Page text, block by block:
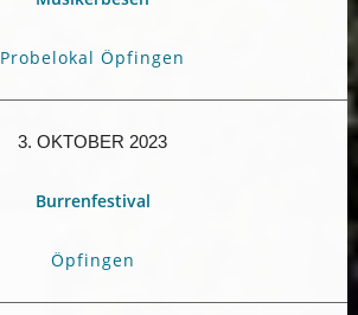
Probelokal Öpfingen
3. OKTOBER 2023
Burrenfestival
Öpfingen